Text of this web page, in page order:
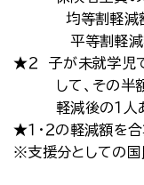
均等割軽減
平等割軽減
★２ 子が未就学児
して、その半
軽減後の１
★１・２の軽減額を
※支援分としての国